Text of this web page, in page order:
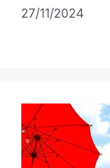
27/11/2024